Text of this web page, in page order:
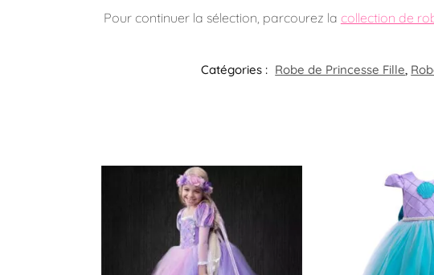
Pour continuer la sélection, parcourez la collection de
Catégories : Robe de Princesse Fille,